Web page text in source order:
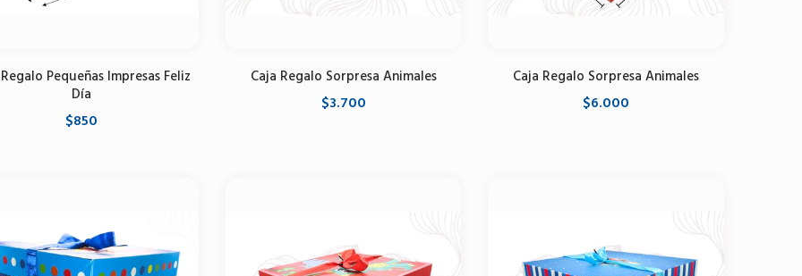
Pequeñas Impresas Feliz
Día
$850
Caja Regalo Sorpresa Animales
$3.700
Caja Regalo Sorpresa Animales
$6.000